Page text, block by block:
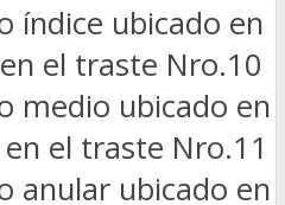
índice ubicado en
el traste Nro.10
medio ubicado en
el traste Nro.11
anular ubicado en